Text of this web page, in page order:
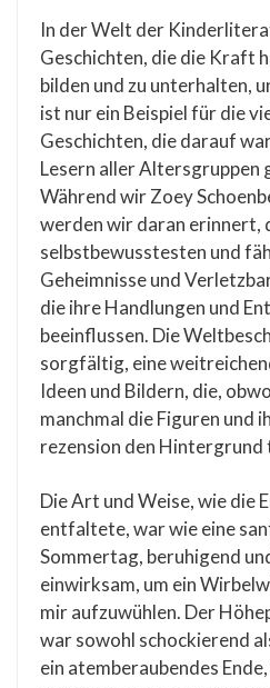
In der Welt der
Geschichten, die die Kraft
bilden und zu unterhalten,
ist nur ein Beispiel für die
Geschichten, die darauf
Lesern aller Altersgruppen
Während wir Zoey
werden wir daran erinnert,
selbstbewusstesten und
Geheimnisse und
die ihre Handlungen und
beeinflussen. Die
sorgfältig, eine
Ideen und Bildern, die,
manchmal die Figuren und
rezension den
Die Art und Weise, wie die
entfaltete, war wie eine
Sommertag, beruhigend
einwirksam, um ein
mir aufzuwühlen. Der
war sowohl schockierend
ein atemberaubendes